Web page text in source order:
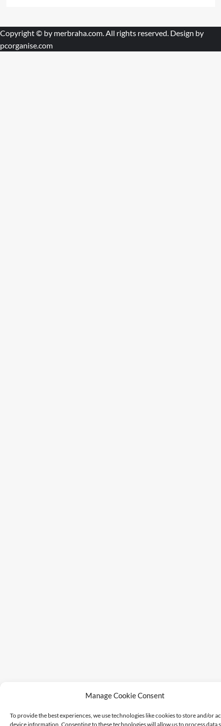
Manage Cookie Consent
To provide the best experiences, we use technologies like cookies to store and/or
device information. Consenting to these technologies will allow us to process data
Copyright © by merbraha.com. All rights reserved. Design by
pcorganise.com